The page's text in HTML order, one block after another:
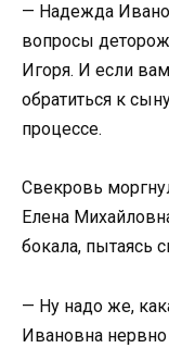
— Надежда
вопросы
Игоря. И если
обратиться к
процессе.
Свекровь
Елена
бокала, пытаясь
— Ну надо же,
Ивановна